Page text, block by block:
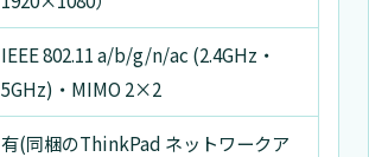
IEEE 802.11 a/b/g/n/ac (2.4GHz・
5GHz)・MIMO 2×2
有(同梱のThinkPad ネットワークア